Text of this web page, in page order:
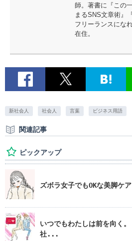
師。著書に『この
まるSNS文章術』
フリーランスにな
在住。
新社会人 社会人 言葉 ビジネス用語
関連記事
ピックアップ
ズボラ女子でもOKな美脚ケ
いつでもわたしは前を向く
社...